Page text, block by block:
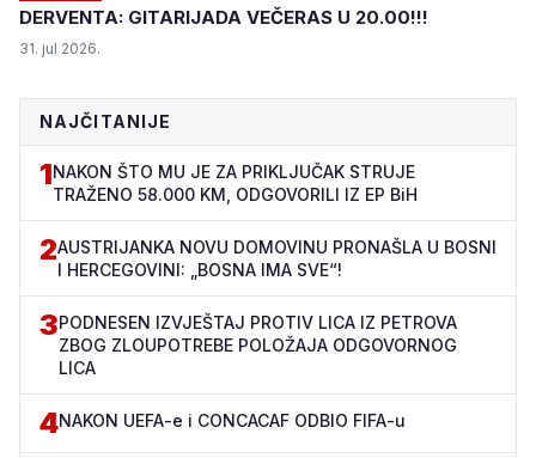
DERVENTA: GITARIJADA VEČERAS U 20.00!!!
31. jul 2026.
NAJČITANIJE
1NAKON ŠTO MU JE ZA PRIKLJUČAK STRUJE
TRAŽENO 58.000 KM, ODGOVORILI IZ EP BiH
2AUSTRIJANKA NOVU DOMOVINU PRONAŠLA U BOSNI
I HERCEGOVINI: „BOSNA IMA SVE“!
3PODNESEN IZVJEŠTAJ PROTIV LICA IZ PETROVA
ZBOG ZLOUPOTREBE POLOŽAJA ODGOVORNOG
LICA
4NAKON UEFA-e i CONCACAF ODBIO FIFA-u